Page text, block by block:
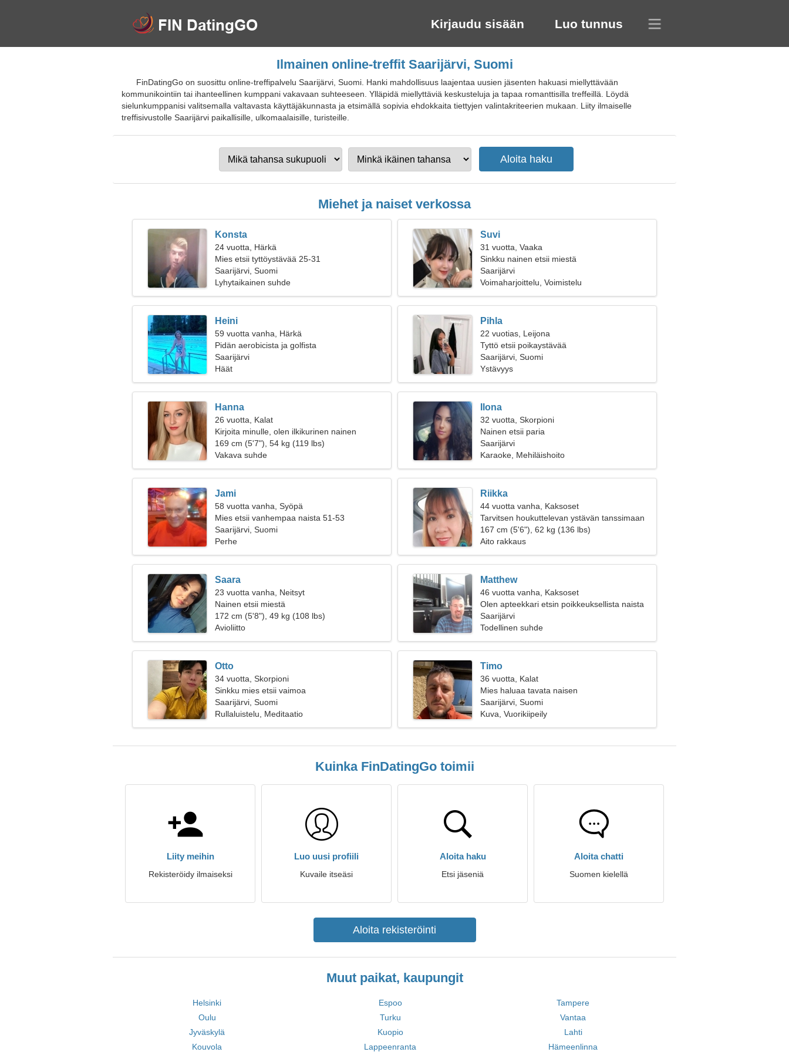
Kirjaudu sisään Luo tunnus
Ilmainen online-treffit Saarijärvi, Suomi
FinDatingGo on suosittu online-treffipalvelu Saarijärvi, Suomi. Hanki mahdollisuus laajentaa uusien jäsenten hakuasi miellyttävään
kommunikointiin tai ihanteellinen kumppani vakavaan suhteeseen. Ylläpidä miellyttäviä keskusteluja ja tapaa romanttisilla treffeillä. Löydä
sielunkumppanisi valitsemalla valtavasta käyttäjäkunnasta ja etsimällä sopivia ehdokkaita tiettyjen valintakriteerien mukaan. Liity ilmaiselle
treffisivustolle Saarijärvi paikallisille, ulkomaalaisille, turisteille.
Miehet ja naiset verkossa
Konsta
24 vuotta, Härkä
Mies etsii tyttöystävää 25-31
Saarijärvi, Suomi
Lyhytaikainen suhde
Suvi
31 vuotta, Vaaka
Sinkku nainen etsii miestä
Saarijärvi
Voimaharjoittelu, Voimistelu
Heini
59 vuotta vanha, Härkä
Pidän aerobicista ja golfista
Saarijärvi
Häät
Pihla
22 vuotias, Leijona
Tyttö etsii poikaystävää
Saarijärvi, Suomi
Ystävyys
Hanna
26 vuotta, Kalat
Kirjoita minulle, olen ilkikurinen nainen
169 cm (5'7"), 54 kg (119 lbs)
Vakava suhde
Ilona
32 vuotta, Skorpioni
Nainen etsii paria
Saarijärvi
Karaoke, Mehiläishoito
Jami
58 vuotta vanha, Syöpä
Mies etsii vanhempaa naista 51-53
Saarijärvi, Suomi
Perhe
Riikka
44 vuotta vanha, Kaksoset
Tarvitsen houkuttelevan ystävän tanssimaan
yhdessä
167 cm (5'6"), 62 kg (136 lbs)
Aito rakkaus
Saara
23 vuotta vanha, Neitsyt
Nainen etsii miestä
172 cm (5'8"), 49 kg (108 lbs)
Avioliitto
Matthew
46 vuotta vanha, Kaksoset
Olen apteekkari etsin poikkeuksellista naista
Saarijärvi
Todellinen suhde
Otto
34 vuotta, Skorpioni
Sinkku mies etsii vaimoa
Saarijärvi, Suomi
Rullaluistelu, Meditaatio
Timo
36 vuotta, Kalat
Mies haluaa tavata naisen
Saarijärvi, Suomi
Kuva, Vuorikiipeily
Kuinka FinDatingGo toimii
Liity meihin
Rekisteröidy ilmaiseksi
Luo uusi profiili
Kuvaile itseäsi
Aloita haku
Etsi jäseniä
Aloita chatti
Suomen kielellä
Aloita rekisteröinti
Muut paikat, kaupungit
Helsinki Espoo
Tampere
Oulu
Turku
Vantaa
Jyväskylä
Kuopio
Lahti
Kouvola
Lappeenranta Hämeenlinna